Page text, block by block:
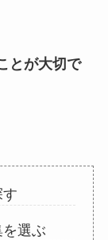
とが大切で
選ぶ